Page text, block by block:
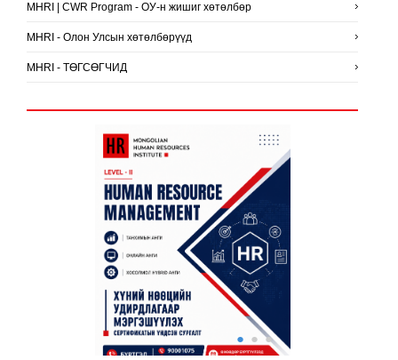
MHRI | CWR Program - ОУ-н жишиг хөтөлбөр
MHRI - Олон Улсын хөтөлбөрүүд
MHRI - ТӨГСӨГЧИД
● ● ●